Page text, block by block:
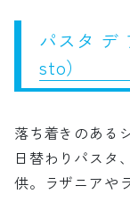
パスタ デ
sto）
落ち着きのある
日替わりパスタ
供。ラザニアや